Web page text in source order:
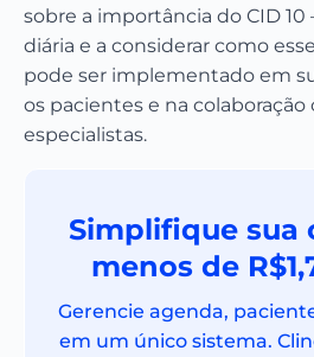
sobre a importância do CID 10
diária e a considerar como
pode ser implementado em
os pacientes e na
especialistas.
Simplifique sua
menos de
Gerencie agenda,
em um único sistema.